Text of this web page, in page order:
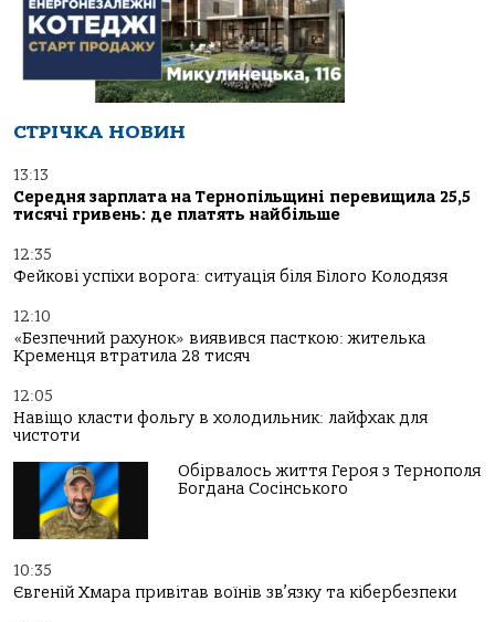
СТРІЧКА НОВИН
13:13
Середня зарплата на Тернопільщині перевищила 25,5
тисячі гривень: де платять найбільше
12:35
Фейкові успіхи ворога: ситуація біля Білого Колодязя
12:10
«Безпечний рахунок» виявився пасткою: жителька
Кременця втратила 28 тисяч
12:05
Навіщо класти фольгу в холодильник: лайфхак для
чистоти
Обірвалось життя Героя з Тернополя
Богдана Сосінського
10:35
Євгеній Хмара привітав воїнів зв’язку та кібербезпеки